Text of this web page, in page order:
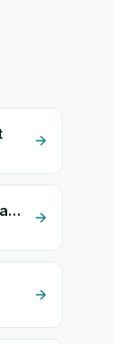
Digylog + Google Form Integration